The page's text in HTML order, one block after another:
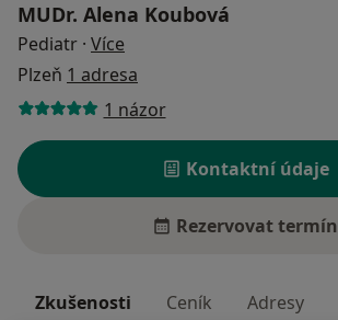
MUDr. Alena Koubová
Pediatr · Více
Plzeň 1 adresa
1 názor
Kontaktní údaje
Rezervovat termín
Zkušenosti Ceník Adresy